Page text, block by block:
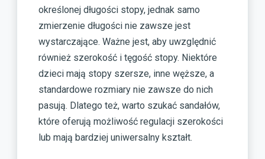
określonej długości stopy, jednak samo
zmierzenie długości nie zawsze jest
wystarczające. Ważne jest, aby uwzględnić
również szerokość i tęgość stopy. Niektóre
dzieci mają stopy szersze, inne węższe, a
standardowe rozmiary nie zawsze do nich
pasują. Dlatego też, warto szukać sandałów,
które oferują możliwość regulacji szerokości
lub mają bardziej uniwersalny kształt.